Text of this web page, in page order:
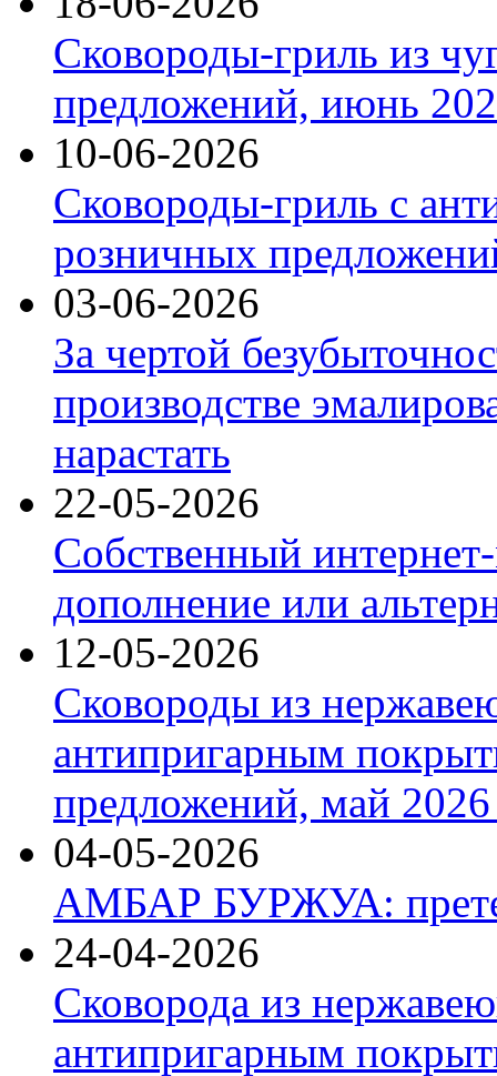
Сковороды-гриль из
предложений, июнь
10-06-2026
Сковороды-гриль с
розничных
03-06-2026
За чертой
производстве
нарастать
22-05-2026
Собственный
дополнение или
12-05-2026
Сковороды из
антипригарным
предложений, май 2026
04-05-2026
АМБАР БУРЖУА:
24-04-2026
Сковорода из
антипригарным